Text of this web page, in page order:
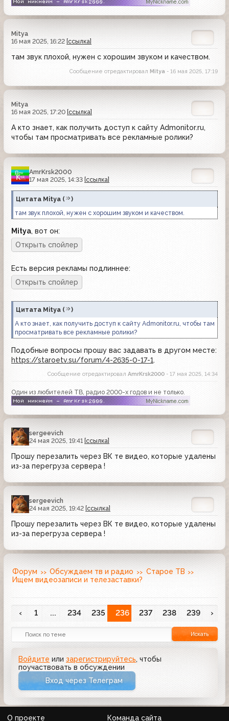
Mitya
16 мая 2025, 16:22 [ссылка]
там звук плохой, нужен с хорошим звуком и качеством.
Сообщение отредактировал Mitya - 16 мая 2025, 17:19
Mitya
16 мая 2025, 17:20 [ссылка]
А кто знает, как получить доступ к сайту Admonitor.ru,
чтобы там просматривать все рекламные ролики?
AmrKrsk2000
17 мая 2025, 14:33 [ссылка]
Цитата Mitya (
)
там звук плохой, нужен с хорошим звуком и качеством.
Mitya, вот он:
Есть версия рекламы подлиннее:
Цитата Mitya (
)
А кто знает, как получить доступ к сайту Admonitor.ru, чтобы там
просматривать все рекламные ролики?
Подобные вопросы прошу вас задавать в другом месте:
https://staroetv.su/forum/4-2635-0-17-1.
Сообщение отредактировал AmrKrsk2000 - 17 мая 2025, 14:34
Один из любителей ТВ, радио 2000-х годов и не только.
sergeevich
24 мая 2025, 19:41 [ссылка]
Прошу перезалить через ВК те видео, которые удалены
из-за перегруза сервера !
sergeevich
24 мая 2025, 19:42 [ссылка]
Прошу перезалить через ВК те видео, которые удалены
из-за перегруза сервера !
Форум Обсуждаем тв и радио
Старое ТВ
Ищем видеозаписи и телезаставки?
‹ 1 ... 234 235 236 237 238 239 ›
Искать
Войдите или зарегистрируйтесь, чтобы
поучаствовать в обсуждении
Вход через Телеграм
О проекте Команда сайта